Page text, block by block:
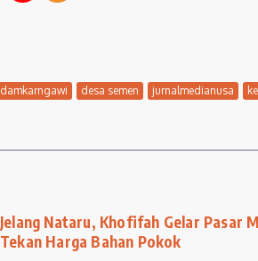
damkarngawi desa semen jurnalmedianusa
Jelang Nataru, Khofifah Gelar Pasar
Tekan Harga Bahan Pokok